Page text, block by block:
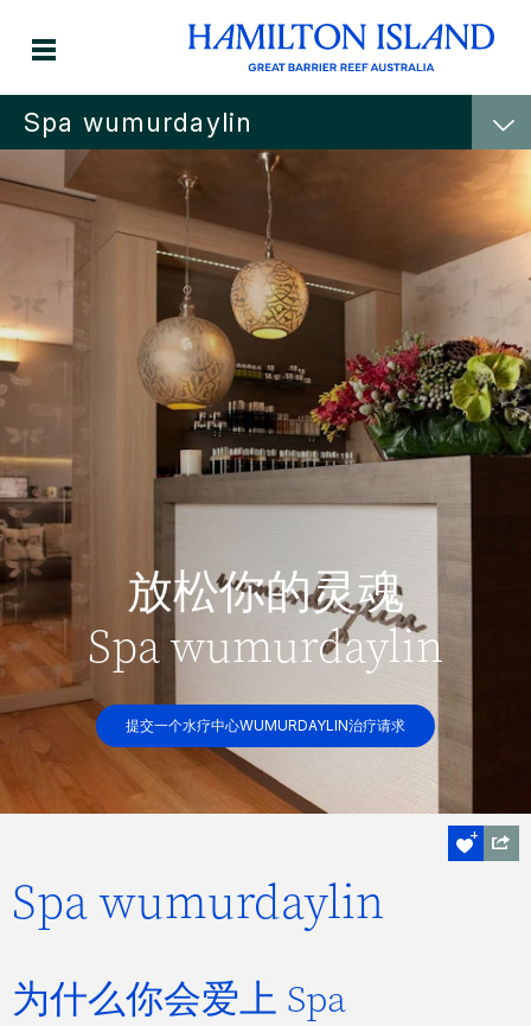
Spa wumurdaylin
放松你的灵魂
Spa wumurdaylin
提交一个水疗中心WUMURDAYLIN治疗请求
Spa wumurdaylin
为什么你会爱上 Spa